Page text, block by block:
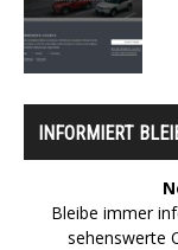
INFORMIERT
Bleibe immer
sehenswerte